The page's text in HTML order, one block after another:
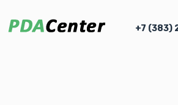
+7 (383)